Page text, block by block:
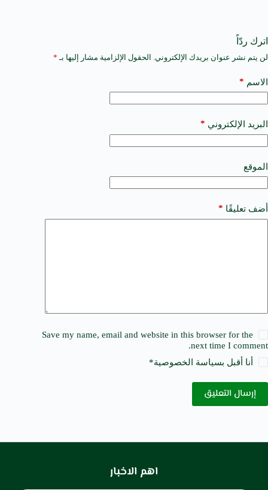
اترك ردّاً
لن يتم نشر عنوان بريدك الإلكتروني. الحقول الإلزامية مشار إليها بـ *
الاسم *
البريد الإلكتروني *
الموقع
أضف تعليقًا *
Save my name, email and website in this browser for the
next time I comment.
أنا أقبل بسياسة الخصوصية*
إرسال التعليق
A
t
e
a
t
i
e
:
اهم الاخبار